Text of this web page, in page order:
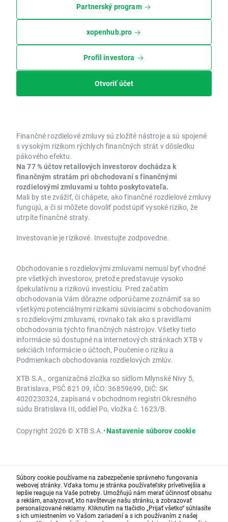
Partnerský program
xopenhub.pro
Profil investora
Otvoriť účet
Finančné rozdielové zmluvy sú zložité nástroje a sú spojené
s vysokým rizikom rýchlych finančných strát v dôsledku
pákového efektu.
Na 77 % účtov retailových investorov dochádza k
finančným stratám pri obchodovaní s finančnými
rozdielovými zmluvami u tohto poskytovateľa.
Mali by ste zvážiť, či chápete, ako finančné rozdielové zmluvy
fungujú, a či si môžete dovoliť podstúpiť vysoké riziko, že
utrpíte finančné straty.
Investovanie je rizikové. Investujte zodpovedne.
Obchodovanie s rozdielovými zmluvami nemusí byť vhodné
pre všetkých investorov, pretože predstavuje vysoko
špekulatívnu a rizikovú investíciu. Pred začatím
obchodovania Vám dôrazne odporúčame zoznámiť sa so
všetkými potenciálnymi rizikami súvisiacimi s obchodovaním
s rozdielovými zmluvami, rovnako tak ako s pravidlami
obchodovania týchto finančných nástrojov. Všetky tieto
informácie sú dostupné na internetových stránkach XTB v
sekciách Informácie o účtoch, Poučenie o riziku a
Podmienkach obchodovania rozdielových zmlúv.
XTB S.A., organizačná zložka so sídlom Mlynské Nivy 5,
Bratislava, PSČ 821 09, IČO: 36859699, DIČ: SK
4020230324, zapísaná v obchodnom registri Okresného
súdu Bratislava III, oddiel Po, vložka č. 1623/B.
Copyright 2026 © XTB S.A.•Nastavenie súborov cookie
Súbory cookie používame na zabezpečenie správneho fungovania
webovej stránky. Vďaka tomu je stránka používateľsky prívetivejšia a
lepšie reaguje na Vaše potreby. Umožňujú nám merať účinnosť obsahu
a reklám, analyzovať, kto navštevuje našu stránku, a zobrazovať
personalizované reklamy. Kliknutím na tlačidlo „Prijať všetko“ súhlasíte
s ich umiestnením vo Vašom zariadení a s ich používaním z našej